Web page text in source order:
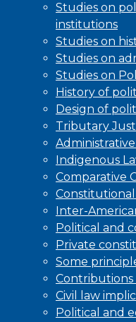
Studies on
institutions
Studies on
Studies on
Studies on
History of
Design of
Tributary
Indigenous
Comparative
Inter-
Political and
Private
Some
Civil law
Political and